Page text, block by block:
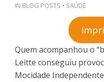
IN BLOG POSTS • SAÚDE
Quem acompanhou o
Leitte conseguiu
Mocidade